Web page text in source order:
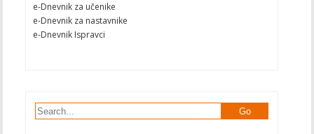
e-Dnevnik za učenike
e-Dnevnik za nastavnike
e-Dnevnik Ispravci